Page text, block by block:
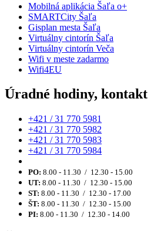
Mobilná aplikácia Šaľa o+
SMARTCity Šaľa
Gisplan mesta Šaľa
Virtuálny cintorín Šaľa
Virtuálny cintorín Veča
Wifi v meste zadarmo
Wifi4EU
Úradné hodiny, kontakt
+421 / 31 770 5981
+421 / 31 770 5982
+421 / 31 770 5983
+421 / 31 770 5984
PO: 8.00 - 11.30 / 12.30 - 15.00
UT: 8.00 - 11.30 / 12.30 - 15.00
ST: 8.00 - 11.30 / 12.30 - 17.00
ŠT: 8.00 - 11.30 / 12.30 - 15.00
PI: 8.00 - 11.30 / 12.30 - 14.00